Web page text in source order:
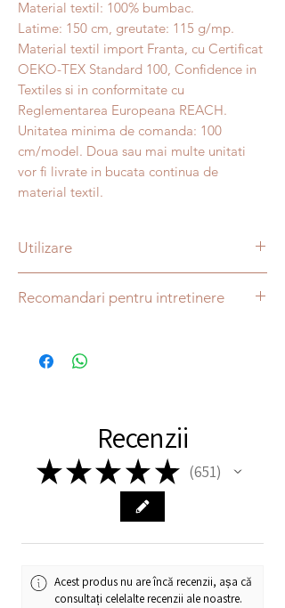
Material textil: 100% bumbac.
Latime: 150 cm, greutate: 115 g/mp.
Material textil import Franta, cu Certificat
OEKO-TEX Standard 100, Confidence in
Textiles si in conformitate cu
Reglementarea Europeana REACH.
Unitatea minima de comanda: 100
cm/model. Doua sau mai multe unitati
vor fi livrate in bucata continua de
material textil.
Utilizare
decoratiuni, perdele, pernite decorative,
Recomandari pentru intretinere
°C, cu detergent pentru rufe colorate.
Stoarcere automata la un numar moderat
Calcare la temperaturi asociate
Recenzii
★★★ ★ ★ 651
651
Acest produs nu are încă recenzii, așa că
consultați celelalte recenzii ale noastre.